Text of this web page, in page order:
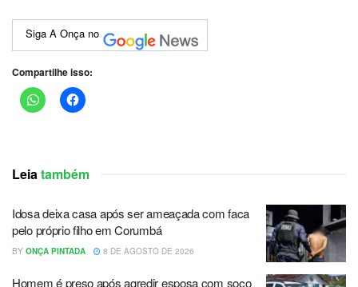
Siga A Onça no
Compartilhe isso:
Leiatambém
Idosa deixa casa após ser ameaçada com faca
pelo próprio filho em Corumbá
BY ONÇA PINTADA 8 DE AGOSTO DE 2026
Homem é preso após agredir esposa com soco